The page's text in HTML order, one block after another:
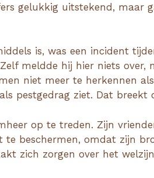
gelukkig uitstekend, maar
is, was een incident
meldde hij hier niets over,
niet meer te herkennen
pestgedrag ziet. Dat breekt
op te treden. Zijn
beschermen, omdat zijn
zich zorgen over het